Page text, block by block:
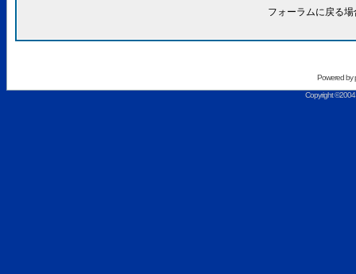
フォーラムに戻る
Powered by
Copyright ©2004